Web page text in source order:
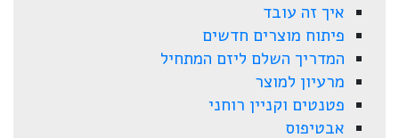
איך זה עובד
פיתוח מוצרים חדשים
המדריך השלם ליזם המתחיל
מרעיון למוצר
פטנטים וקניין רוחני
אבטיפוס